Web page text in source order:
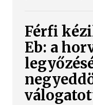
Férfi
Eb: a